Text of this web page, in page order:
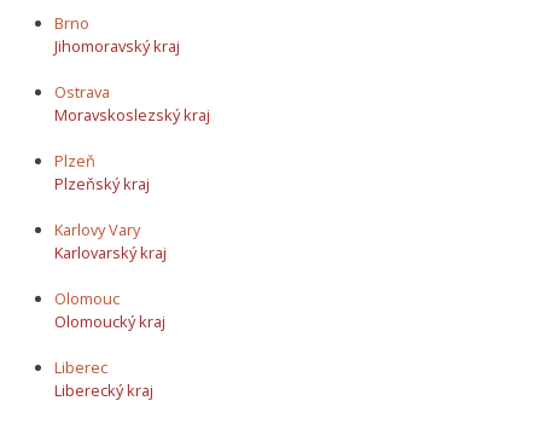
Brno
Jihomoravský kraj
Ostrava
Moravskoslezský kraj
Plzeň
Plzeňský kraj
Karlovy Vary
Karlovarský kraj
Olomouc
Olomoucký kraj
Liberec
Liberecký kraj